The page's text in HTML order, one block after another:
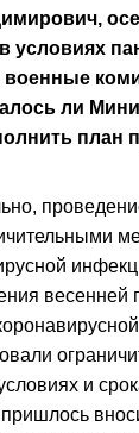
условиях
ли
план
весенней
и